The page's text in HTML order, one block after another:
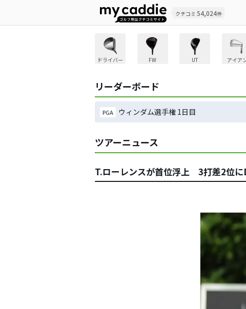
クチコミ 54,024件
ドライバー FW UT アイア
リーダーボード
PGA ウィンダム選手権 1日目
ツアーニュース
T.ローレンスが首位浮上 3打差2位に